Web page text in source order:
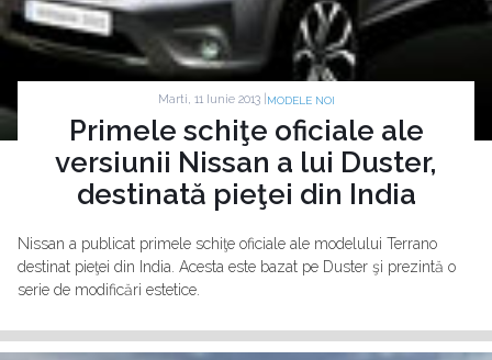
Marti, 11 Iunie 2013 | MODELE NOI
Primele schiţe oficiale ale
versiunii Nissan a lui Duster,
destinată pieţei din India
Nissan a publicat primele schiţe oficiale ale modelului Terrano
destinat pieţei din India. Acesta este bazat pe Duster şi prezintă o
serie de modificări estetice.